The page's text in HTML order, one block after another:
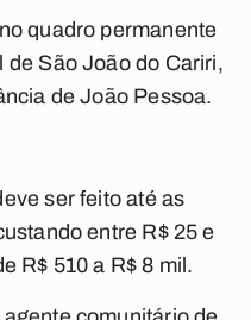
quadro permanente
São João do Cariri,
de João Pessoa.
ser feito até as
entre R$ 25 e
R$ 510 a R$ 8 mil.